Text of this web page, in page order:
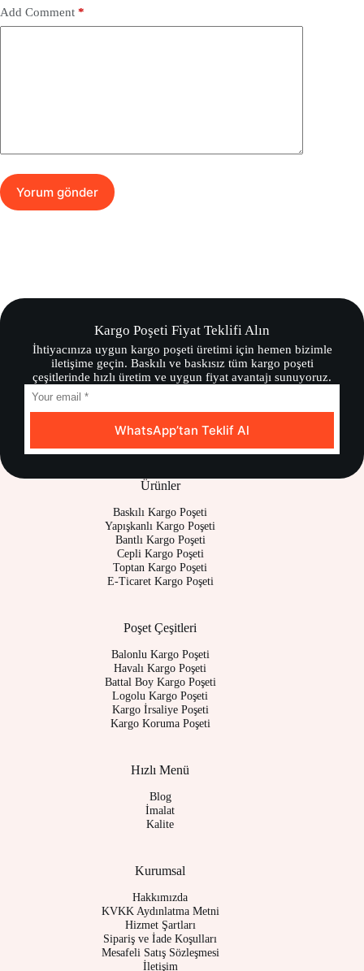
Add Comment *
Yorum gönder
Kargo Poşeti Fiyat Teklifi Alın
İhtiyacınıza uygun kargo poşeti üretimi için hemen bizimle
iletişime geçin. Baskılı ve baskısız tüm kargo poşeti
çeşitlerinde hızlı üretim ve uygun fiyat avantajı sunuyoruz.
WhatsApp’tan Teklif Al
Ürünler
Baskılı Kargo Poşeti
Yapışkanlı Kargo Poşeti
Bantlı Kargo Poşeti
Cepli Kargo Poşeti
Toptan Kargo Poşeti
E-Ticaret Kargo Poşeti
Poşet Çeşitleri
Balonlu Kargo Poşeti
Havalı Kargo Poşeti
Battal Boy Kargo Poşeti
Logolu Kargo Poşeti
Kargo İrsaliye Poşeti
Kargo Koruma Poşeti
Hızlı Menü
Blog
İmalat
Kalite
Kurumsal
Hakkımızda
KVKK Aydınlatma Metni
Hizmet Şartları
Sipariş ve İade Koşulları
Mesafeli Satış Sözleşmesi
İletişim